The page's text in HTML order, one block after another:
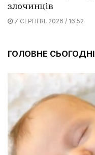
злочинців
7 СЕРПНЯ, 2026 / 16:52
ГОЛОВНЕ СЬОГОДНІ